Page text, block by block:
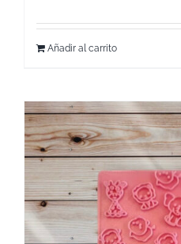
Añadir al carrito